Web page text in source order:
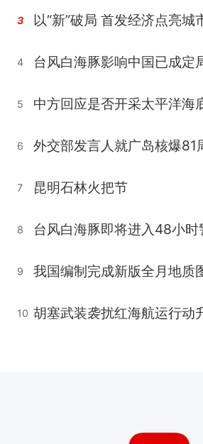
3
4 台风白海豚影响中国已成定
5
6
7 昆明石林火把节
8
9 我国编制完成新版全月地质
10 胡塞武装袭扰红海航运行动